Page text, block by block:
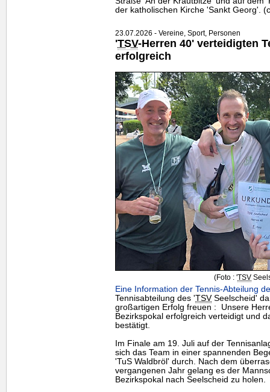
der katholischen Kirche 'Sankt Georg'.
23.07.2026 - Vereine, Sport, Personen
'TSV-Herren 40' verteidigten
erfolgreich
(Foto : 'TSV
Eine Information der Tennis-Abteilung
Tennisabteilung des 'TSVSeelscheid'
großartigen Erfolg freuen : Unsere
Bezirkspokal erfolgreich verteidigt und
bestätigt.
Im Finale am 19. Juli auf der
sich das Team in einer spannenden
'TuS Waldbröl' durch. Nach dem
vergangenen Jahr gelang es der
Bezirkspokal nach Seelscheid zu holen.